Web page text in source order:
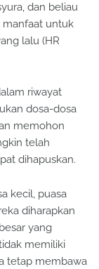
dan beliau
manfaat untuk
lalu (HR
riwayat
dosa-dosa
memohon
telah
dihapuskan.
kecil, puasa
diharapkan
yang
memiliki
tetap membawa